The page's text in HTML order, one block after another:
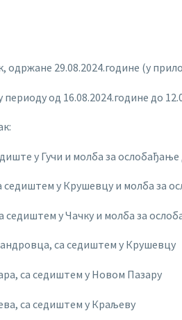
одржане 29.08.2024.године (у
од 16.08.2024.године до
у Гучи и молба за
у Крушевцу и молба за
седиштем у Чачку и молба за
са седиштем у Крушевцу
са седиштем у Новом Пазару
са седиштем у Краљеву